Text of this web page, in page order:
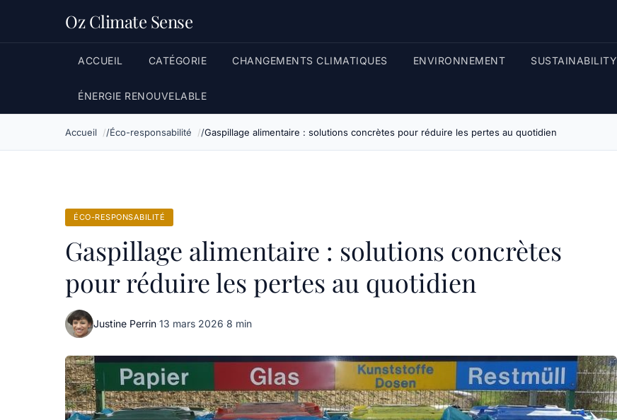
Oz Climate Sense
ACCUEIL CATÉGORIE CHANGEMENTS CLIMATIQUES ENVIRONNEMENT SUSTAINABILITY
ÉNERGIE RENOUVELABLE
Accueil Éco-responsabilité Gaspillage alimentaire : solutions concrètes pour réduire les pertes au quotidien
ÉCO-RESPONSABILITÉ
Gaspillage alimentaire : solutions concrètes
pour réduire les pertes au quotidien
Justine Perrin·13 mars 2026·8 min